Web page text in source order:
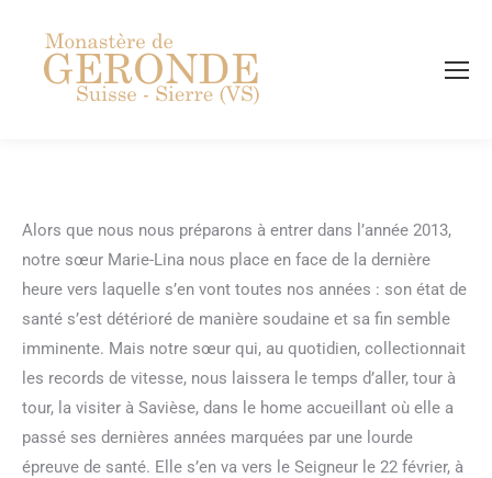
Alors que nous nous préparons à entrer dans l’année 2013,
notre sœur Marie-Lina nous place en face de la dernière
heure vers laquelle s’en vont toutes nos années : son état de
santé s’est détérioré de manière soudaine et sa fin semble
imminente. Mais notre sœur qui, au quotidien, collectionnait
les records de vitesse, nous laissera le temps d’aller, tour à
tour, la visiter à Savièse, dans le home accueillant où elle a
passé ses dernières années marquées par une lourde
épreuve de santé. Elle s’en va vers le Seigneur le 22 février, à